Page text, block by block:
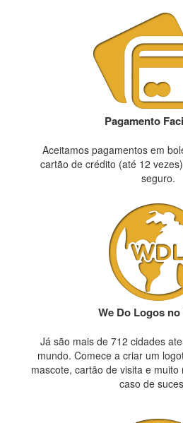
Pagamento
Aceitamos pagamentos em
cartão de crédito (até 12
seguro.
We Do Logos
Já são mais de 712 cidades
mundo. Comece a criar um
mascote, cartão de visita e
caso de